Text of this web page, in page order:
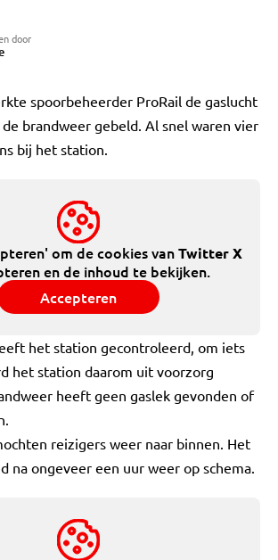
door
spoorbeheerder ProRail de gaslucht
brandweer gebeld. Al snel waren vier
bij het station.
om de cookies vanTwitter X
en de inhoud te bekijken.
Accepteren
het station gecontroleerd, om iets
het station daarom uit voorzorg
heeft geen gaslek gevonden of
reizigers weer naar binnen. Het
na ongeveer een uur weer op schema.